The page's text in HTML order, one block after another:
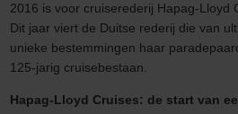
2016 is voor cruiserederij Hapag-Lloyd
Dit jaar viert de Duitse rederij die van
unieke bestemmingen haar
125-jarig cruisebestaan.
Hapag-Lloyd Cruises: de start van